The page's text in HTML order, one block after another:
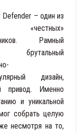
Defender – один из
«честных»
Рамный
дизайн,
привод. Именно
и уникальной
собрать целую
несмотря на то,